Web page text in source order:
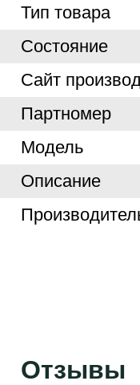
Тип товара
Cостояние
Cайт
Партномер
Модель
Описание
Отзывы